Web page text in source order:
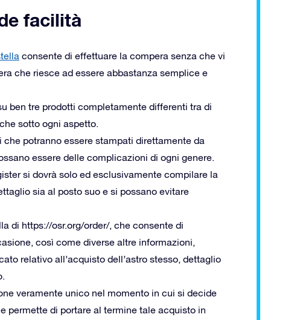
facilità
consente di effettuare la compera senza che vi
che riesce ad essere abbastanza semplice e
ben tre prodotti completamente differenti tra di
sotto ogni aspetto.
potranno essere stampati direttamente da
essere delle complicazioni di ogni genere.
si dovrà solo ed esclusivamente compilare la
sia al posto suo e si possano evitare
di https://osr.org/order/, che consente di
così come diverse altre informazioni,
relativo all’acquisto dell’astro stesso, dettaglio
veramente unico nel momento in cui si decide
permette di portare al termine tale acquisto in